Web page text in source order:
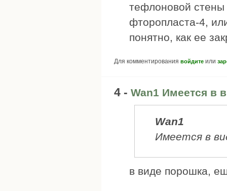
тефлоновой
фторопласта-4,
понятно, как ее
Для комментирования войдите или
4 - Wan1 Имеется в
Wan1
Имеется в
в виде порошка,